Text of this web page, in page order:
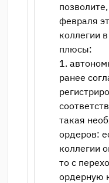
февраля
коллегии
плюсы:
1.
ранее
такая
ордеров:
коллегии
то с
ордерную